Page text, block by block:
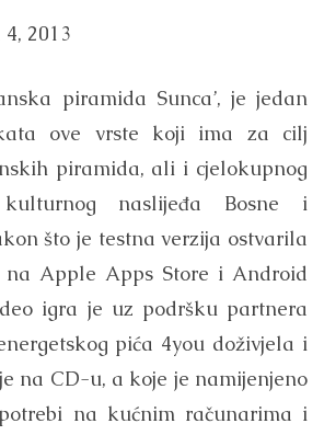
2013
piramida Sunca’, je jedan
ove vrste koji ima za cilj
piramida, ali i cjelokupnog
naslijeđa Bosne i
što je testna verzija ostvarila
na Apple Apps Store i Android
igra je uz podršku partnera
pića 4you doživjela i
na CD-u, a koje je namijenjeno
na kućnim računarima i